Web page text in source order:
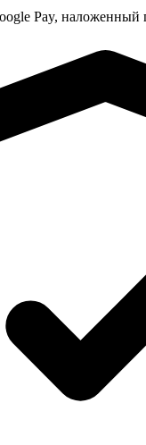
Pay, наложенный